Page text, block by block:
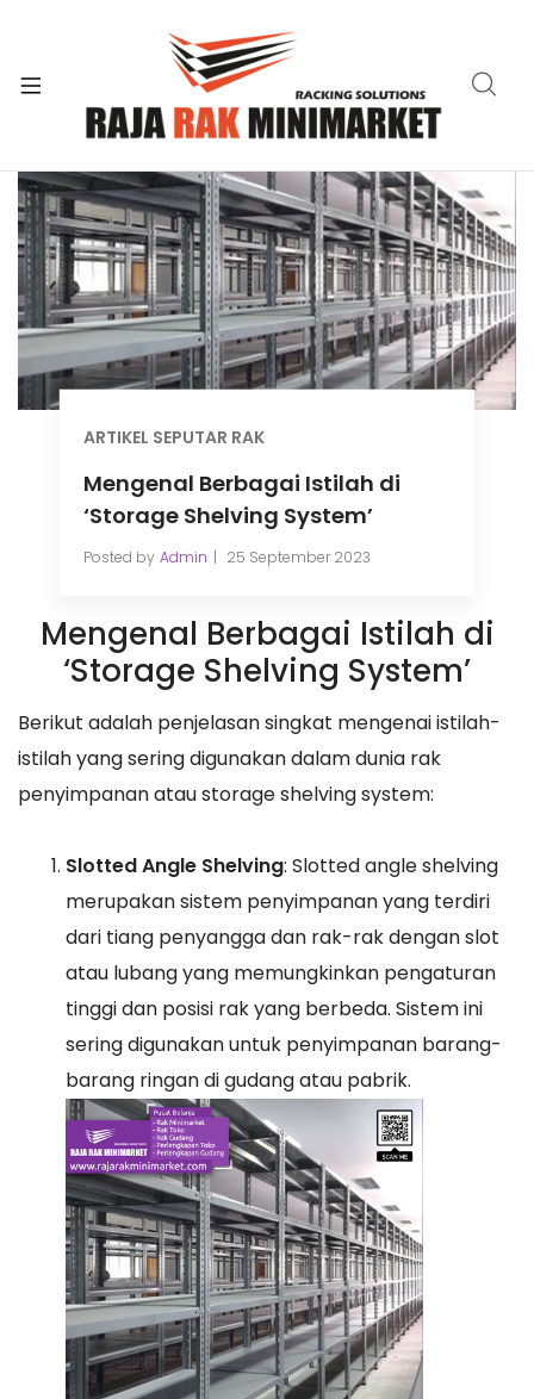
ARTIKEL SEPUTAR RAK
Mengenal Berbagai Istilah di
‘Storage Shelving System’
Posted by Admin 25 September 2023
Mengenal Berbagai Istilah di
‘Storage Shelving System’
Berikut adalah penjelasan singkat mengenai istilah-
istilah yang sering digunakan dalam dunia rak
penyimpanan atau storage shelving system:
Slotted Angle Shelving: Slotted angle shelving
merupakan sistem penyimpanan yang terdiri
dari tiang penyangga dan rak-rak dengan slot
atau lubang yang memungkinkan pengaturan
tinggi dan posisi rak yang berbeda. Sistem ini
sering digunakan untuk penyimpanan barang-
barang ringan di gudang atau pabrik.